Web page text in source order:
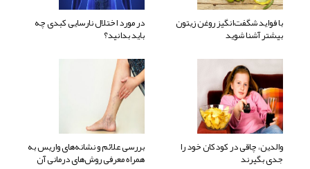
با فواید شگفت‌انگیز روغن زیتون
بیشتر آشنا شوید
در مورد اختلال نارسایی کبدی چه
باید بدانید؟
والدین، چاقی در کودکان خود را
جدی بگیرند
بررسی علائم و نشانه‌های واریس به
همراه معرفی روش‌های درمانی آن